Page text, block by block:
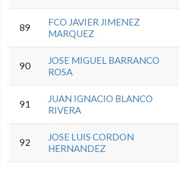
89
FCO JAVIER JIMENEZ
MARQUEZ
90
JOSE MIGUEL BARRANCO
ROSA
91
JUAN IGNACIO BLANCO
RIVERA
92
JOSE LUIS CORDON
HERNANDEZ